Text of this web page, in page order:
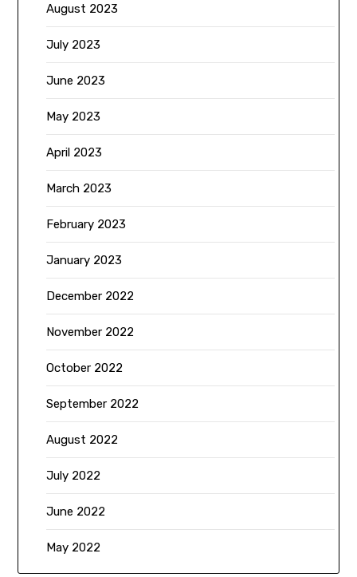
August 2023
July 2023
June 2023
May 2023
April 2023
March 2023
February 2023
January 2023
December 2022
November 2022
October 2022
September 2022
August 2022
July 2022
June 2022
May 2022